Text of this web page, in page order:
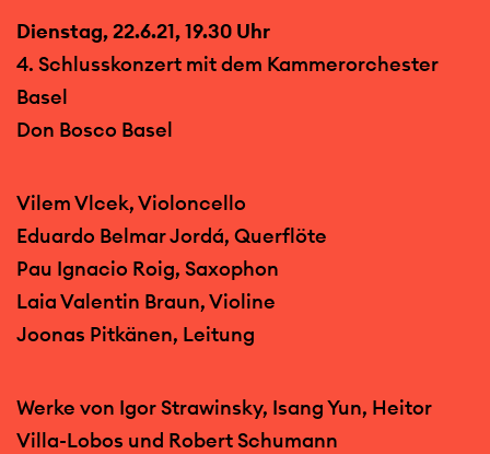
Dienstag, 22.6.21, 19.30 Uhr
4. Schlusskonzert mit dem Kammerorchester
Basel
Don Bosco Basel
Vilem Vlcek, Violoncello
Eduardo Belmar Jordá, Querflöte
Pau Ignacio Roig, Saxophon
Laia Valentin Braun, Violine
Joonas Pitkänen, Leitung
Werke von Igor Strawinsky, Isang Yun, Heitor
Villa-Lobos und Robert Schumann